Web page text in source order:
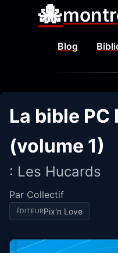
🐙
Blog
La bible PC
(volume 1)
: Les Hucards
Par Collectif
ÉDITEURPix'n Love